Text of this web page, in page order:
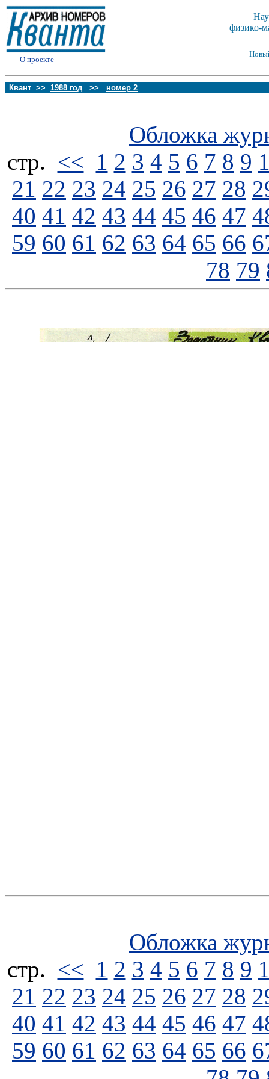
О проекте
физико-
Квант >> 1988 год >> номер 2
Обложка
стp. << 1 2 3 4 5 6 7 8 9
21 22 23 24 25 26 27 28
40 41 42 43 44 45 46 47
59 60 61 62 63 64 65 66
78 79
Обложка
стp. << 1 2 3 4 5 6 7 8 9
21 22 23 24 25 26 27 28
40 41 42 43 44 45 46 47
59 60 61 62 63 64 65 66